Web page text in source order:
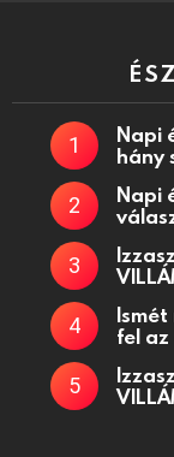
Napi
hány
Napi
fel